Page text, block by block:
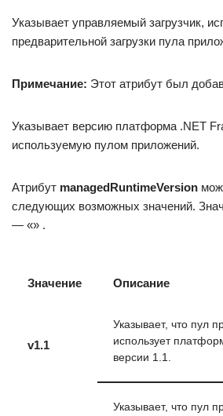
Указывает управляемый загрузчик,
предварительной загрузки пула
Примечание: Этот атрибут был
Указывает версию платформа .NET
используемую пулом приложений.
Атрибут managedRuntimeVersion
следующих возможных значений.
— «» .
Значение Описание
v1.1
Указывает, что пул
использует
версии 1.1.
Указывает, что пул